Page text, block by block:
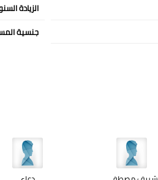
الزيادة
جنسية